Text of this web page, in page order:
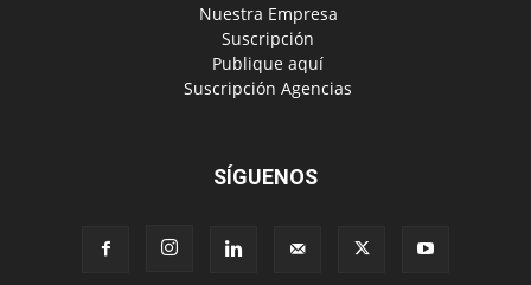
‎ Nuestra Empresa
‎ Suscripción
‎ Publique aquí
‎ Suscripción Agencias
SÍGUENOS